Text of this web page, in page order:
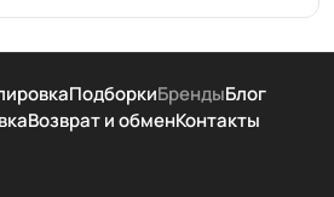
ПодборкиБрендыБлог
Возврат и обменКонтакты